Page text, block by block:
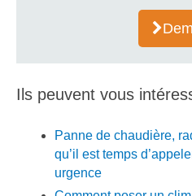
Ils peuvent vous
Panne de chaudière,
qu’il est temps
urgence